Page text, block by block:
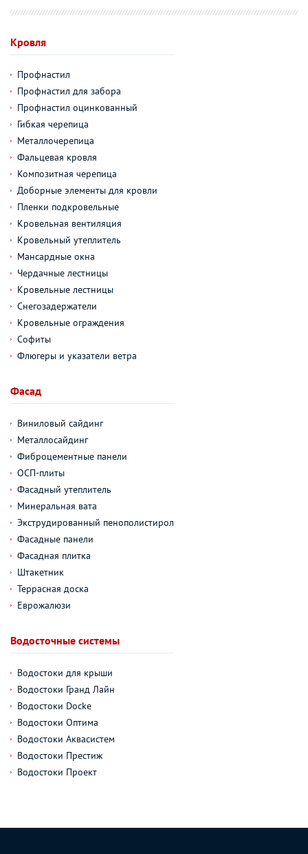
Кровля
Профнастил
Профнастил для забора
Профнастил оцинкованный
Гибкая черепица
Металлочерепица
Фальцевая кровля
Композитная черепица
Доборные элементы для кровли
Пленки подкровельные
Кровельная вентиляция
Кровельный утеплитель
Мансардные окна
Чердачные лестницы
Кровельные лестницы
Снегозадержатели
Кровельные ограждения
Софиты
Флюгеры и указатели ветра
Фасад
Виниловый сайдинг
Металлосайдинг
Фиброцементные панели
ОСП-плиты
Фасадный утеплитель
Минеральная вата
Экструдированный пенополистирол
Фасадные панели
Фасадная плитка
Штакетник
Террасная доска
Еврожалюзи
Водосточные системы
Водостоки для крыши
Водостоки Гранд Лайн
Водостоки Docke
Водостоки Оптима
Водостоки Аквасистем
Водостоки Престиж
Водостоки Проект